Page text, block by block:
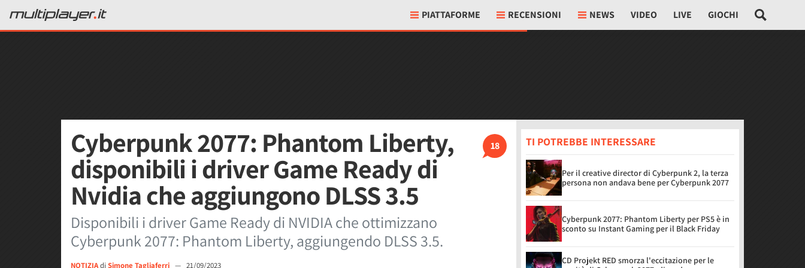
PIATTAFORME RECENSIONI NEWS VIDEO LIVE GIOCHI
18
Cyberpunk 2077: Phantom Liberty,
disponibili i driver Game Ready di
Nvidia che aggiungono DLSS 3.5
Disponibili i driver Game Ready di NVIDIA che ottimizzano
Cyberpunk 2077: Phantom Liberty, aggiungendo DLSS 3.5.
NOTIZIAdi Simone Tagliaferri — 21/09/2023
TI POTREBBE INTERESSARE
Per il creative director di Cyberpunk 2, la terza
persona non andava bene per Cyberpunk 2077
Cyberpunk 2077: Phantom Liberty per PS5 è in
sconto su Instant Gaming per il Black Friday
CD Projekt RED smorza l'eccitazione per le